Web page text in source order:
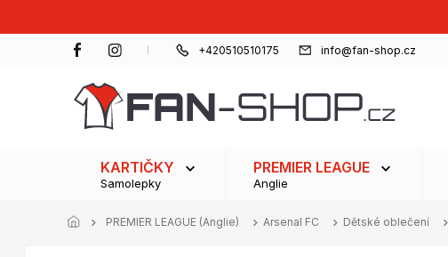
+420510510175 info@fan-shop.cz
KARTIČKY
Samolepky
PREMIER LEAGUE
Anglie
PREMIER LEAGUE (Anglie) Arsenal FC Dětské oblečení